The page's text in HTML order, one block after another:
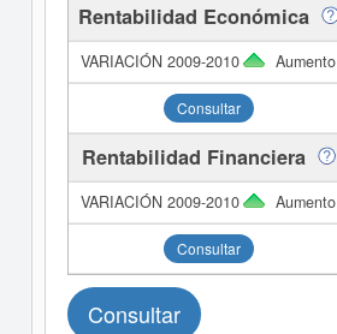
Rentabilidad Económica
Aumento
Consultar
Rentabilidad Financiera
Aumento
Consultar
Consultar